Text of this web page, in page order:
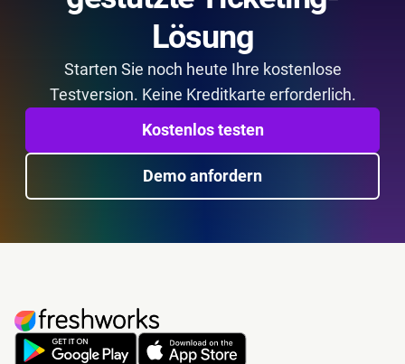
Lösung
Starten Sie noch heute Ihre kostenlose
Testversion. Keine Kreditkarte erforderlich.
Kostenlos testen
Demo anfordern